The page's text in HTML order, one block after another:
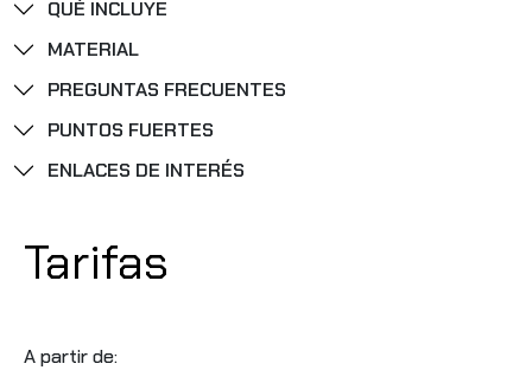
QUÉ INCLUYE
MATERIAL
PREGUNTAS FRECUENTES
PUNTOS FUERTES
ENLACES DE INTERÉS
Tarifas
A partir de: